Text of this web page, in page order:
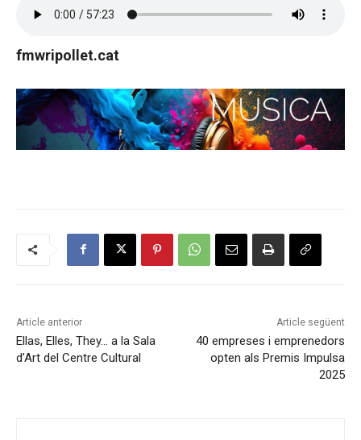
fmwripollet.cat
Article anterior
Ellas, Elles, They… a la Sala
d’Art del Centre Cultural
Article següent
40 empreses i emprenedors
opten als Premis Impulsa
2025